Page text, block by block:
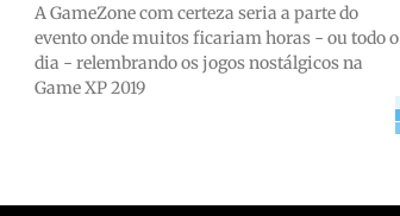
A GameZone com certeza seria a parte do
evento onde muitos ficariam horas - ou todo o
dia - relembrando os jogos nostálgicos na
Game XP 2019